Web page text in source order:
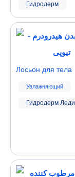
Гидродерм
Гидродерм Леди
Лосьон для тела
Увлажняющий